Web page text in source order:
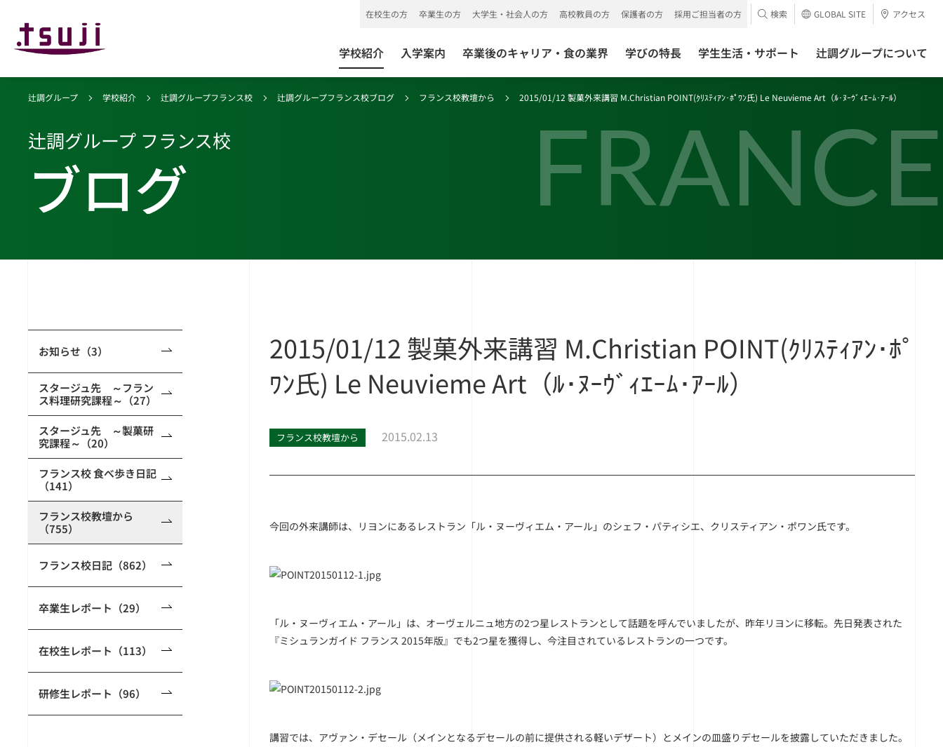
学校紹介 入学案内 卒業後のキャリア・食の業界 学びの特長 学生生活・サポート 辻調グループについて
在校生の方 卒業生の方 大学生・社会人の方 高校教員の方 保護者の方 採用ご担当者の方 検索 GLOBAL SITE アクセス
FRANCE
辻調グループ 学校紹介 辻調グループフランス校 辻調グループフランス校ブログ フランス校教壇から 2015/01/12 製菓外来講習 M.Christian POINT(ｸﾘｽﾃｨｱﾝ･ﾎﾟﾜﾝ氏) Le Neuvieme Art（ﾙ･ﾇｰｳﾞｨｴｰﾑ･ｱｰﾙ）
辻調グループ フランス校
ブログ
お知らせ（3）
スタージュ先 ～フラン
ス料理研究課程～（27）
スタージュ先 ～製菓研
究課程～（20）
フランス校 食べ歩き日記
（141）
フランス校教壇から
（755）
フランス校日記（862）
卒業生レポート（29）
在校生レポート（113）
研修生レポート（96）
2015/01/12 製菓外来講習 M.Christian POINT(ｸﾘｽﾃｨｱﾝ･ﾎﾟ
ﾜﾝ氏) Le Neuvieme Art（ﾙ･ﾇｰｳﾞｨｴｰﾑ･ｱｰﾙ）
フランス校教壇から 2015.02.13
今回の外来講師は、リヨンにあるレストラン「ル・ヌーヴィエム・アール」のシェフ・パティシエ、クリスティアン・ポワン氏です。
「ル・ヌーヴィエム・アール」は、オーヴェルニュ地方の2つ星レストランとして話題を呼んでいましたが、昨年リヨンに移転。先日発表された
『ミシュランガイド フランス 2015年版』でも2つ星を獲得し、今注目されているレストランの一つです。
講習では、アヴァン・デセール（メインとなるデセールの前に提供される軽いデザート）とメインの皿盛りデセールを披露していただきました。